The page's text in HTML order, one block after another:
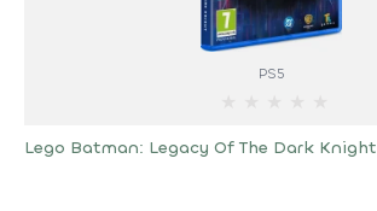
PS5
Lego Batman: Legacy Of The Dark Knight